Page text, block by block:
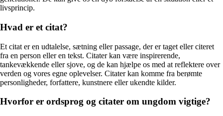
livsprincip.
Hvad er et citat?
Et citat er en udtalelse, sætning eller passage, der er taget eller citeret
fra en person eller en tekst. Citater kan være inspirerende,
tankevækkende eller sjove, og de kan hjælpe os med at reflektere over
verden og vores egne oplevelser. Citater kan komme fra berømte
personligheder, forfattere, kunstnere eller ukendte kilder.
Hvorfor er ordsprog og citater om ungdom vigtige?